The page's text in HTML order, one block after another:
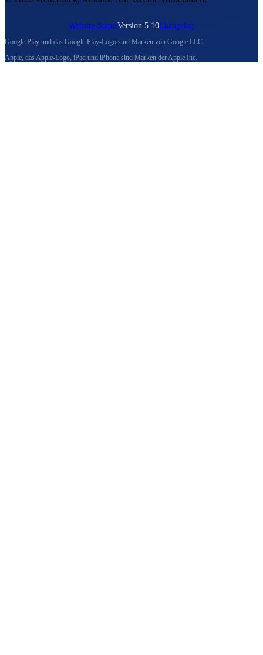
Website-StatusVersion 5.10Changelog
Google Play und das Google Play-Logo sind Marken von Google LLC.
Apple, das Apple-Logo, iPad und iPhone sind Marken der Apple Inc.